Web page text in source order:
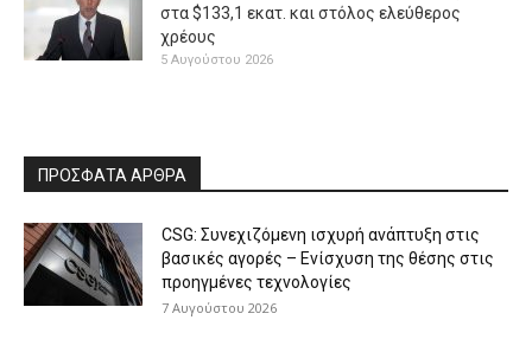
στα $133,1 εκατ. και στόλος ελεύθερος
χρέους
5 Αυγούστου 2026
ΠΡΟΣΦΑΤΑ ΑΡΘΡΑ
CSG: Συνεχιζόμενη ισχυρή ανάπτυξη στις
βασικές αγορές – Ενίσχυση της θέσης στις
προηγμένες τεχνολογίες
7 Αυγούστου 2026